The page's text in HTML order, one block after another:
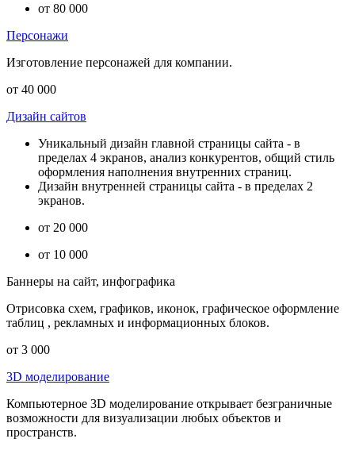
от 80 000
Персонажи
Изготовление персонажей для компании.
от 40 000
Дизайн сайтов
Уникальный дизайн главной страницы сайта - в
пределах 4 экранов, анализ конкурентов, общий стиль
оформления наполнения внутренних страниц.
Дизайн внутренней страницы сайта - в пределах 2
экранов.
от 20 000
от 10 000
Баннеры на сайт, инфографика
Отрисовка схем, графиков, иконок, графическое оформление
таблиц , рекламных и информационных блоков.
от 3 000
3D моделирование
Компьютерное 3D моделирование открывает безграничные
возможности для визуализации любых объектов и
пространств.